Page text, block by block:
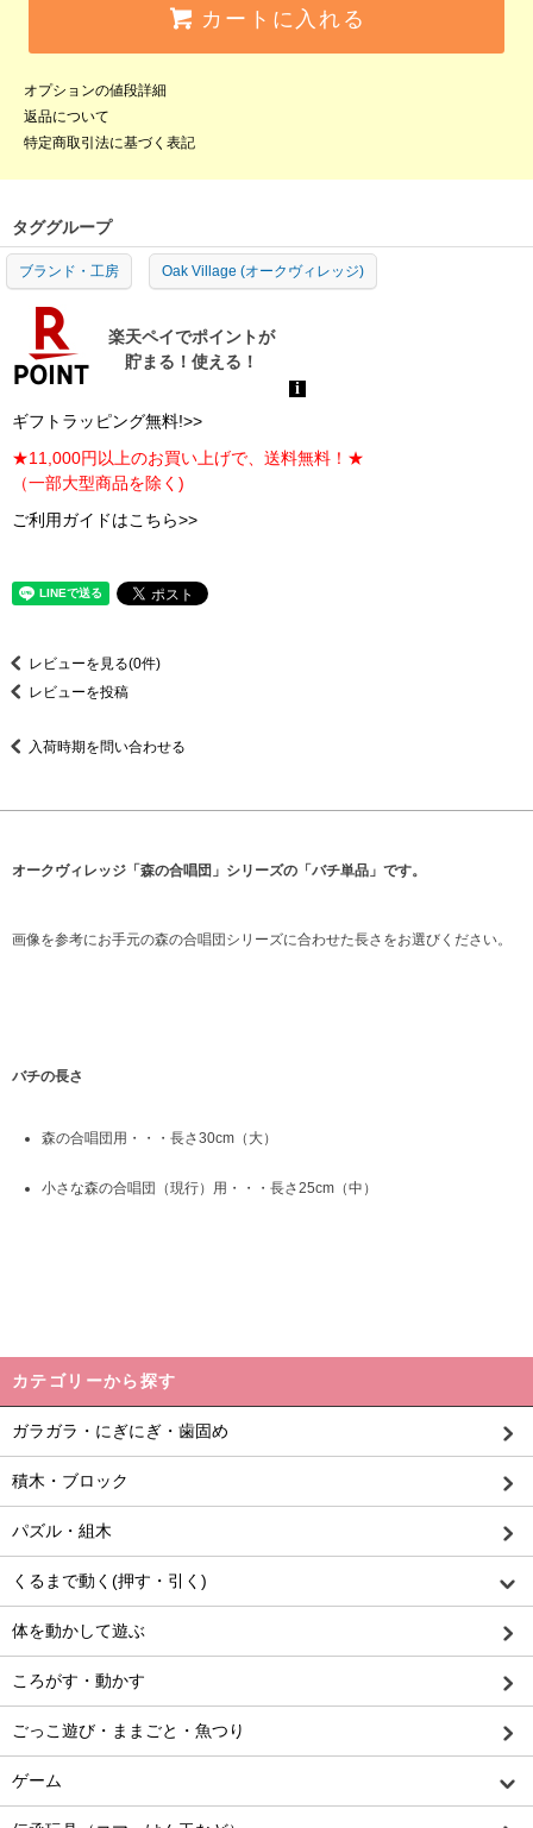
カートに入れる
オプションの値段詳細
返品について
特定商取引法に基づく表記
タググループ
ブランド・工房 Oak Village (オークヴィレッジ)
ギフトラッピング無料!>>
★11,000円以上のお買い上げで、送料無料！★
（一部大型商品を除く)
ご利用ガイドはこちら>>
レビューを見る(0件)
レビューを投稿
入荷時期を問い合わせる
オークヴィレッジ「森の合唱団」シリーズの「バチ単品」です。
画像を参考にお手元の森の合唱団シリーズに合わせた長さをお選びください。
バチの長さ
森の合唱団用・・・長さ30cm（大）
小さな森の合唱団（現行）用・・・長さ25cm（中）
カテゴリーから探す
ガラガラ・にぎにぎ・歯固め
積木・ブロック
パズル・組木
くるまで動く(押す・引く)
体を動かして遊ぶ
ころがす・動かす
ごっこ遊び・ままごと・魚つり
ゲーム